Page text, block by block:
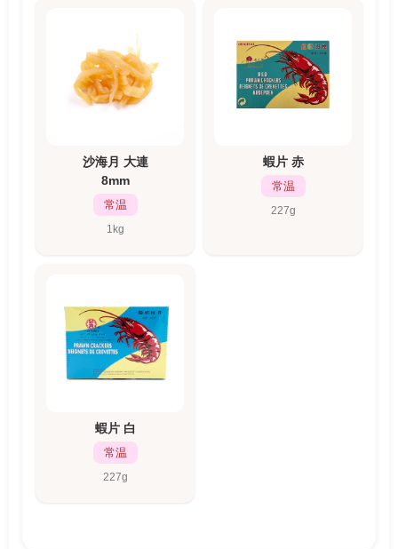
沙海月 大連
8mm
常温
1kg
蝦片 赤
常温
227g
蝦片 白
常温
227g